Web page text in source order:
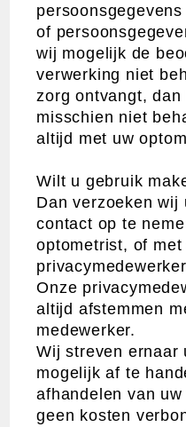
of
wij mogelijk de
verwerking niet
zorg ontvangt, dan
misschien niet
altijd met uw
Wilt u gebruik
Dan verzoeken
contact op te
optometrist, of met
Onze
altijd afstemmen
medewerker.
Wij streven ernaar
mogelijk af te
afhandelen van
geen kosten